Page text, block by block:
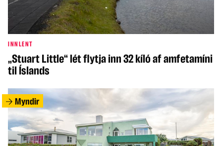
INNLENT
„Stuart Little“ lét flytja inn 32 kíló af amfetamíni
til Íslands
Myndir